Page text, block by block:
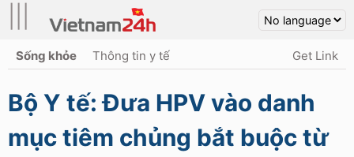
Sống khỏe Thông tin y tế Get Link
Bộ Y tế: Đưa HPV vào danh
mục tiêm chủng bắt buộc từ